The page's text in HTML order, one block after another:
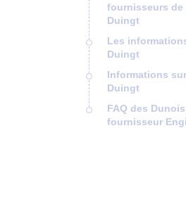
fournisseurs de
Duingt
Les
Duingt
Informations
Duingt
FAQ des
fournisseur